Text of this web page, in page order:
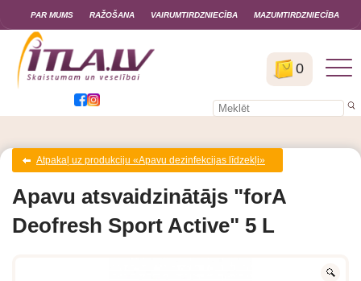
0
PAR MUMS RAŽOŠANA VAIRUMTIRDZNIECĪBA MAZUMTIRDZNIECĪBA
Atpakaļ uz produkciju «Apavu dezinfekcijas līdzekļi»
Apavu atsvaidzinātājs "forA
Deofresh Sport Active" 5 L